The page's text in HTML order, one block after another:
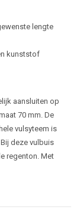
lengte
kunststof
aansluiten op
70 mm. De
vulsyteem is
deze vulbuis
regenton. Met